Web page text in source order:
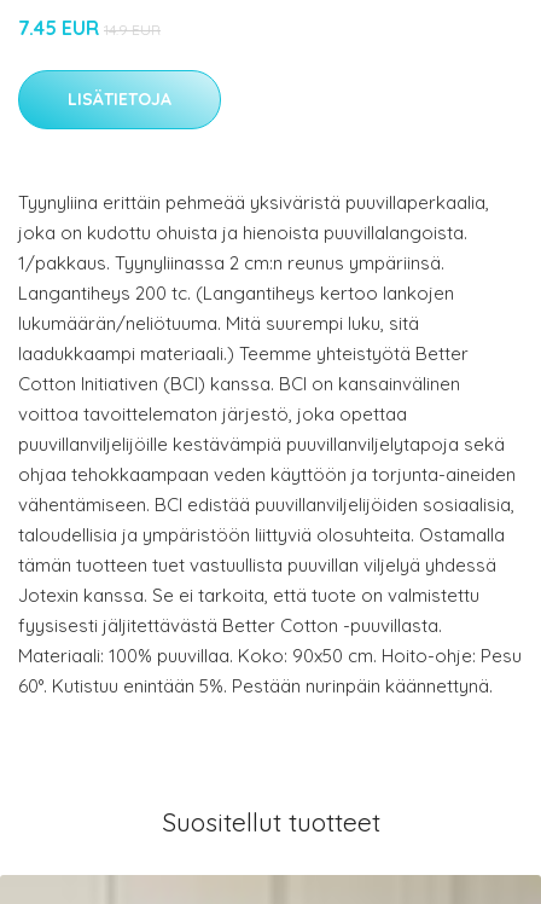
7.45 EUR 14.9 EUR
LISÄTIETOJA
Tyynyliina erittäin pehmeää yksiväristä puuvillaperkaalia,
joka on kudottu ohuista ja hienoista puuvillalangoista.
1/pakkaus. Tyynyliinassa 2 cm:n reunus ympäriinsä.
Langantiheys 200 tc. (Langantiheys kertoo lankojen
lukumäärän/neliötuuma. Mitä suurempi luku, sitä
laadukkaampi materiaali.) Teemme yhteistyötä Better
Cotton Initiativen (BCI) kanssa. BCI on kansainvälinen
voittoa tavoittelematon järjestö, joka opettaa
puuvillanviljelijöille kestävämpiä puuvillanviljelytapoja sekä
ohjaa tehokkaampaan veden käyttöön ja torjunta-aineiden
vähentämiseen. BCI edistää puuvillanviljelijöiden sosiaalisia,
taloudellisia ja ympäristöön liittyviä olosuhteita. Ostamalla
tämän tuotteen tuet vastuullista puuvillan viljelyä yhdessä
Jotexin kanssa. Se ei tarkoita, että tuote on valmistettu
fyysisesti jäljitettävästä Better Cotton -puuvillasta.
Materiaali: 100% puuvillaa. Koko: 90x50 cm. Hoito-ohje: Pesu
60°. Kutistuu enintään 5%. Pestään nurinpäin käännettynä.
Suositellut tuotteet